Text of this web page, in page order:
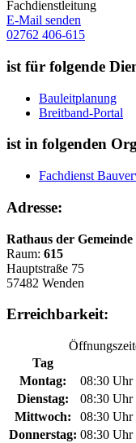
Fachdienstleitung
E-Mail senden
02762 406-615
ist für folgende
Bauleitplanung
Breitband-Portal
ist in folgenden
Fachdienst
Adresse:
Rathaus der Gemeinde
Raum: 615
Hauptstraße 75
57482 Wenden
Erreichbarkeit:
Tag
Montag:
08:30 Uhr
Dienstag:
08:30 Uhr
Mittwoch:
08:30 Uhr
Donnerstag: 08:30 Uhr